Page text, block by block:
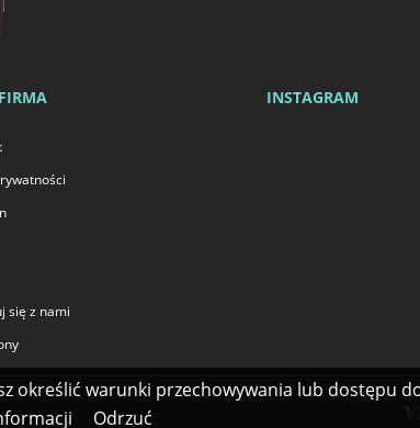
się z nami
INSTAGRAM
określić warunki przechowywania lub dostępu
Odrzuć